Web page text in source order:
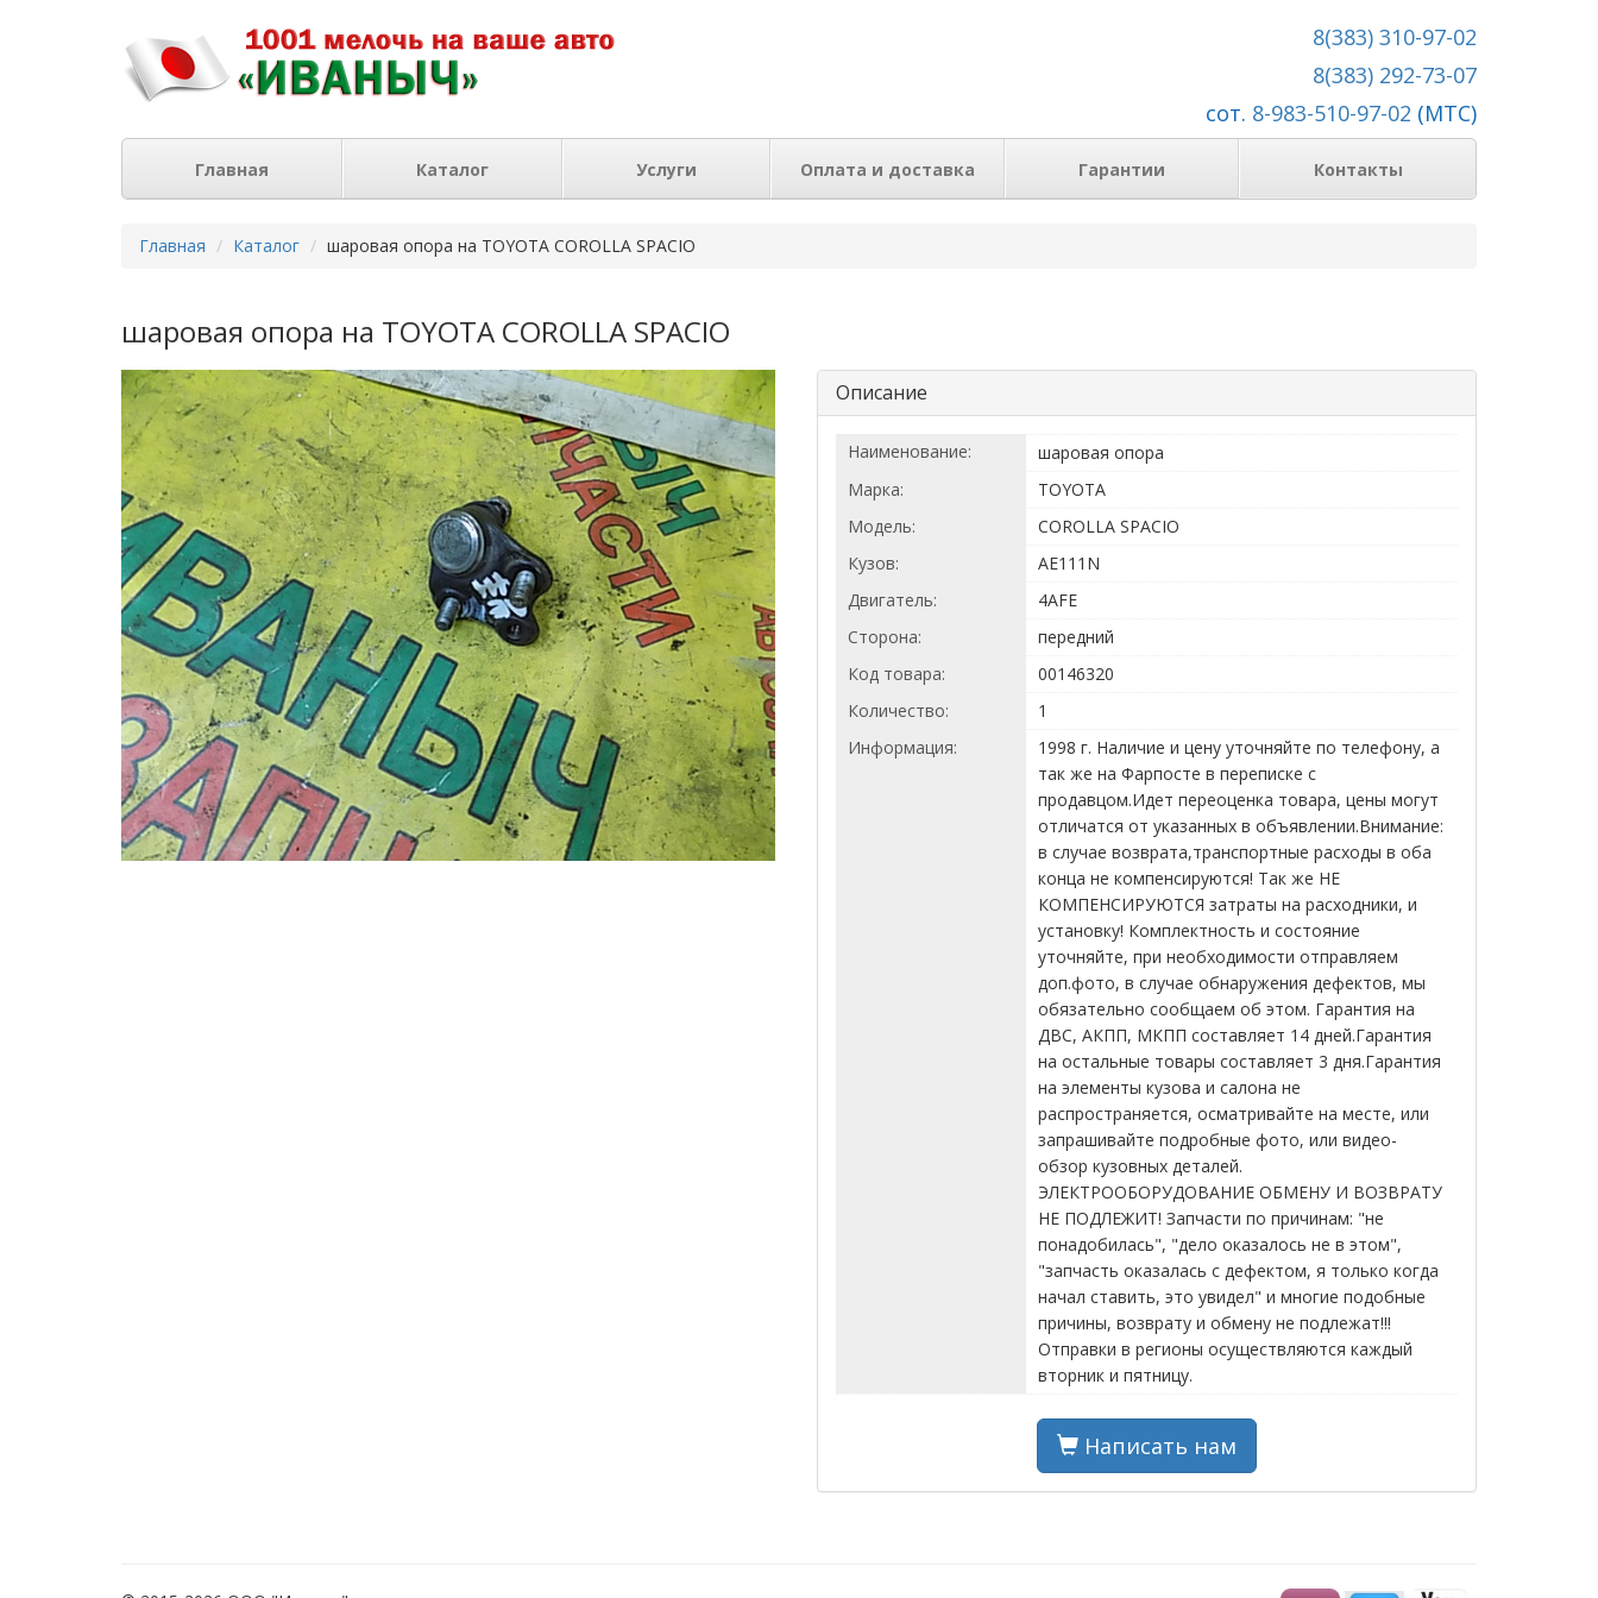
8(383) 310-97-02
8(383) 292-73-07
сот. 8-983-510-97-02 (МТС)
Главная Каталог Услуги Оплата и доставка Гарантии Контакты
Главная Каталог шаровая опора на TOYOTA COROLLA SPACIO
шаровая опора на TOYOTA COROLLA SPACIO
Описание
Наименование:
шаровая опора
Марка:
TOYOTA
Модель:
COROLLA SPACIO
Кузов:
AE111N
Двигатель:
4AFE
Сторона:
передний
Код товара:
00146320
Количество:
1
Информация:
1998 г. Наличие и цену уточняйте по телефону, а
так же на Фарпосте в переписке с
продавцом.Идет переоценка товара, цены могут
отличатся от указанных в объявлении.Внимание:
в случае возврата,транспортные расходы в оба
конца не компенсируются! Так же НЕ
КОМПЕНСИРУЮТСЯ затраты на расходники, и
установку! Комплектность и состояние
уточняйте, при необходимости отправляем
доп.фото, в случае обнаружения дефектов, мы
обязательно сообщаем об этом. Гарантия на
ДВС, АКПП, МКПП составляет 14 дней.Гарантия
на остальные товары составляет 3 дня.Гарантия
на элементы кузова и салона не
распространяется, осматривайте на месте, или
запрашивайте подробные фото, или видео-
обзор кузовных деталей.
ЭЛЕКТРООБОРУДОВАНИЕ ОБМЕНУ И ВОЗВРАТУ
НЕ ПОДЛЕЖИТ! Запчасти по причинам: "не
понадобилась", "дело оказалось не в этом",
"запчасть оказалась с дефектом, я только когда
начал ставить, это увидел" и многие подобные
причины, возврату и обмену не подлежат!!!
Отправки в регионы осуществляются каждый
вторник и пятницу.
Написать нам